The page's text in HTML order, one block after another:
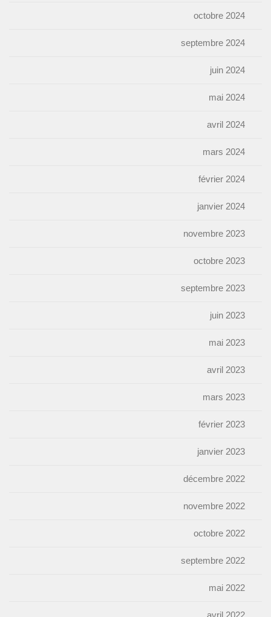
octobre 2024
septembre 2024
juin 2024
mai 2024
avril 2024
mars 2024
février 2024
janvier 2024
novembre 2023
octobre 2023
septembre 2023
juin 2023
mai 2023
avril 2023
mars 2023
février 2023
janvier 2023
décembre 2022
novembre 2022
octobre 2022
septembre 2022
mai 2022